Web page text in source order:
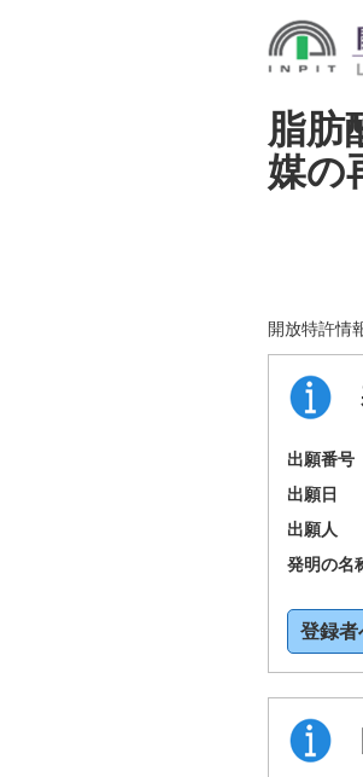
脂肪
媒の
開放特許情
出願番号
出願日
出願人
発明の名
登録者